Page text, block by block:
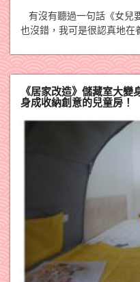
有沒有聽過一句話《女兒
也沒錯，我可是很認真地
《居家改造》儲藏室大變
身成收納創意的兒童房！